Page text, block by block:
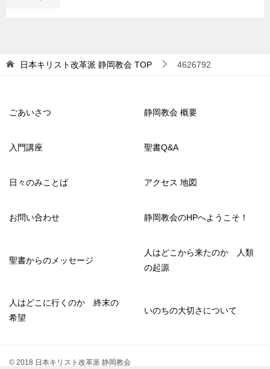
日本キリスト改革派 静岡教会 TOP 4626792
ごあいさつ 静岡教会 概要
入門講座 聖書Q&A
日々のみことば アクセス 地図
お問い合わせ 静岡教会のHPへようこそ！
聖書からのメッセージ
人はどこから来たのか 人類
の起源
人はどこに行くのか 終末の
希望
いのちの大切さについて
© 2018 日本キリスト改革派 静岡教会